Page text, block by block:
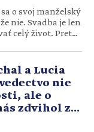
o svoj manželský
nie. Svadba je len
celý život. Preto
a Lucia
nie
ale o
zdvihol z